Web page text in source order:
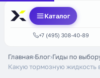
Каталог
+7 (495) 308-40-89
Главная›Блог›Гиды по
Какую тормозную жидкость